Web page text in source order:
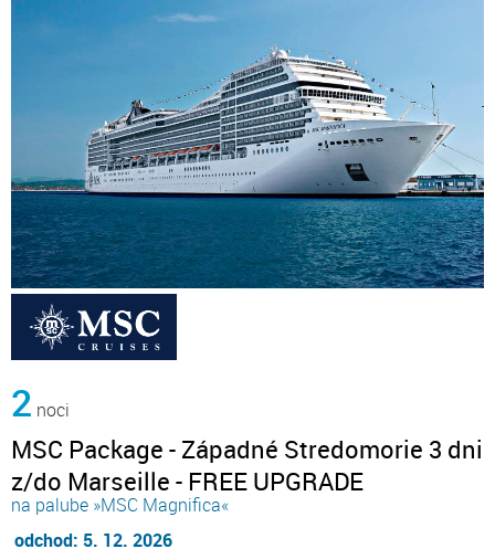
2 noci
MSC Package - Západné Stredomorie 3 dni
z/do Marseille - FREE UPGRADE
na palube »MSC Magnifica«
odchod: 5. 12. 2026